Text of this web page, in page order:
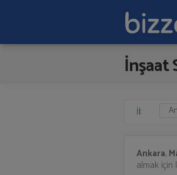
İnşaat
İl:
Ankara,
almak için